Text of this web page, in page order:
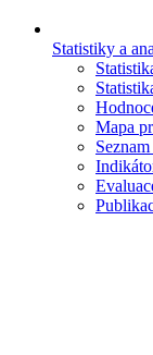
Statistiky a
Mapa